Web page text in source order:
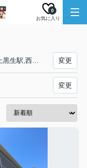
お気に入り
0
変更
変更